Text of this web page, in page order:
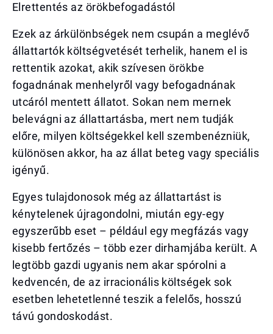
Elrettentés az örökbefogadástól
Ezek az árkülönbségek nem csupán a meglévő
állattartók költségvetését terhelik, hanem el is
rettentik azokat, akik szívesen örökbe
fogadnának menhelyről vagy befogadnának
utcáról mentett állatot. Sokan nem mernek
belevágni az állattartásba, mert nem tudják
előre, milyen költségekkel kell szembenézniük,
különösen akkor, ha az állat beteg vagy speciális
igényű.
Egyes tulajdonosok még az állattartást is
kénytelenek újragondolni, miután egy-egy
egyszerűbb eset – például egy megfázás vagy
kisebb fertőzés – több ezer dirhamjába került. A
legtöbb gazdi ugyanis nem akar spórolni a
kedvencén, de az irracionális költségek sok
esetben lehetetlenné teszik a felelős, hosszú
távú gondoskodást.